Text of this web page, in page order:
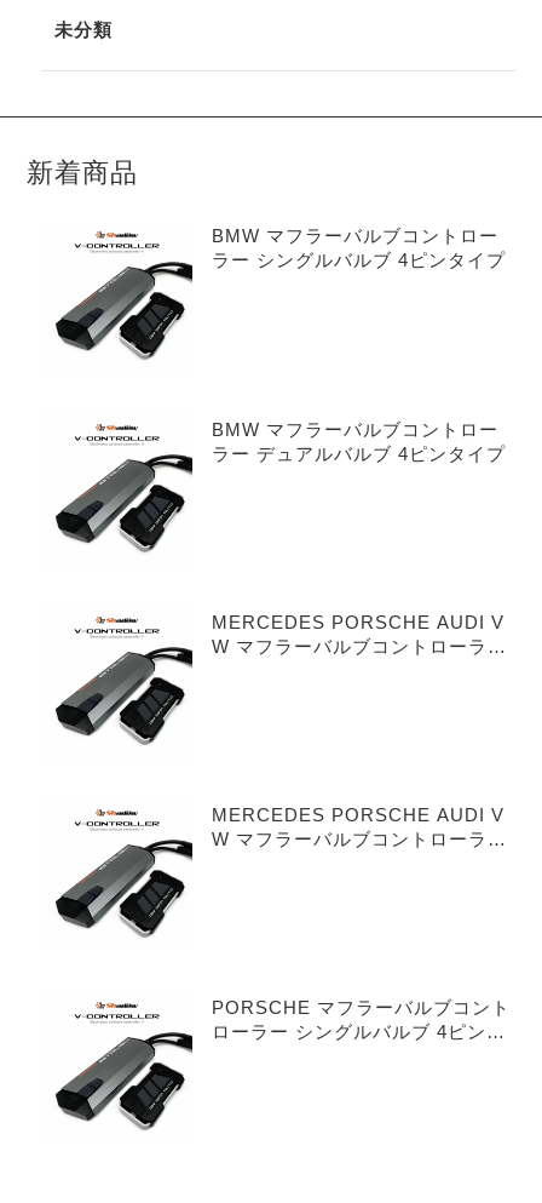
未分類
新着商品
BMW マフラーバルブコントロー
ラー シングルバルブ 4ピンタイプ
BMW マフラーバルブコントロー
ラー デュアルバルブ 4ピンタイプ
MERCEDES PORSCHE AUDI V
W マフラーバルブコントローラー
MERCEDES PORSCHE AUDI V
W マフラーバルブコントローラー
PORSCHE マフラーバルブコント
ローラー シングルバルブ 4ピンタ